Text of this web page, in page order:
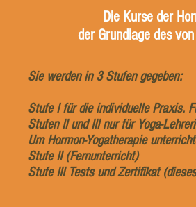
Die Kurse der
der Grundlage des
Sie werden in 3 Stufen gegeben:
Stufe I für die individuelle Praxis.
Stufen II und III nur für Yoga-
Um Hormon-Yogatherapie
Stufe II (Fernunterricht)
Stufe III Tests und Zertifikat